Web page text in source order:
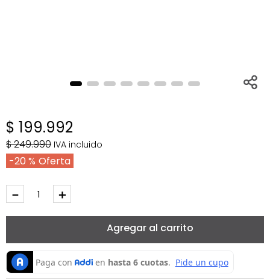
$ 199.992
$249.990 IVA incluido
20 %
＋
－
Agregar al carrito